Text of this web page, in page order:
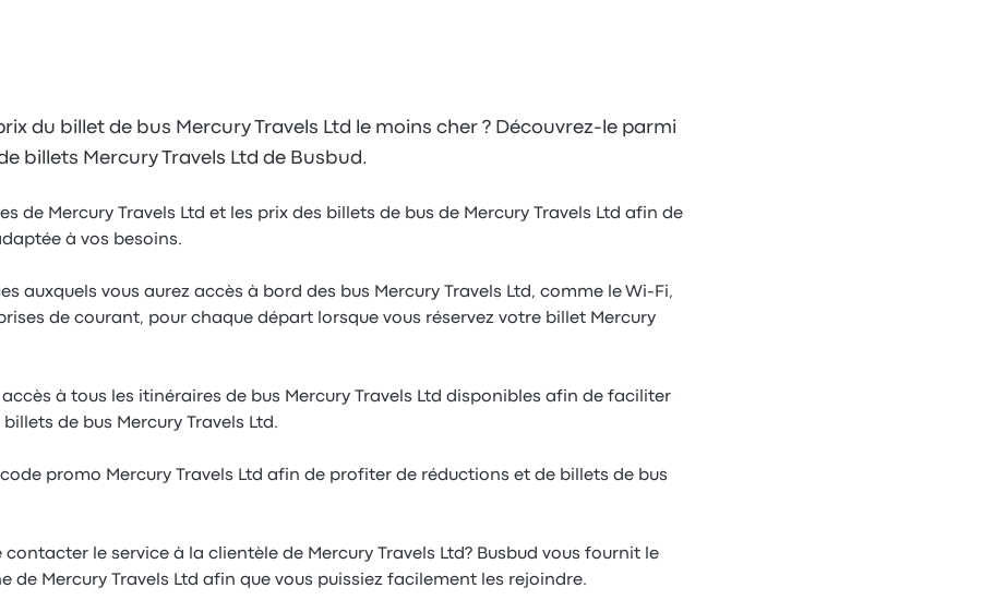
du billet de bus Mercury Travels Ltd le moins cher ? Découvrez-le parmi
billets Mercury Travels Ltd de Busbud.
de Mercury Travels Ltd et les prix des billets de bus de Mercury Travels Ltd afin de
à vos besoins.
auxquels vous aurez accès à bord des bus Mercury Travels Ltd, comme le Wi-Fi,
de courant, pour chaque départ lorsque vous réservez votre billet Mercury
à tous les itinéraires de bus Mercury Travels Ltd disponibles afin de faciliter
de bus Mercury Travels Ltd.
promo Mercury Travels Ltd afin de profiter de réductions et de billets de bus
contacter le service à la clientèle de Mercury Travels Ltd? Busbud vous fournit le
de Mercury Travels Ltd afin que vous puissiez facilement les rejoindre.